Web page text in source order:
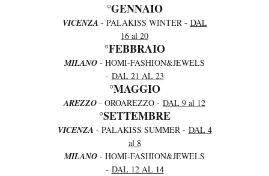
°GENNAIO
VICENZA- PALAKISS WINTER - DAL
16 al 20
°FEBBRAIO
MILANO - HOMI-FASHION&JEWELS
- DAL 21 AL 23
°MAGGIO
AREZZO - OROAREZZO - DAL 9 al 12
°SETTEMBRE
VICENZA- PALAKISS SUMMER - DAL 4
al 8
MILANO - HOMI-FASHION&JEWELS
- DAL 12 AL 14